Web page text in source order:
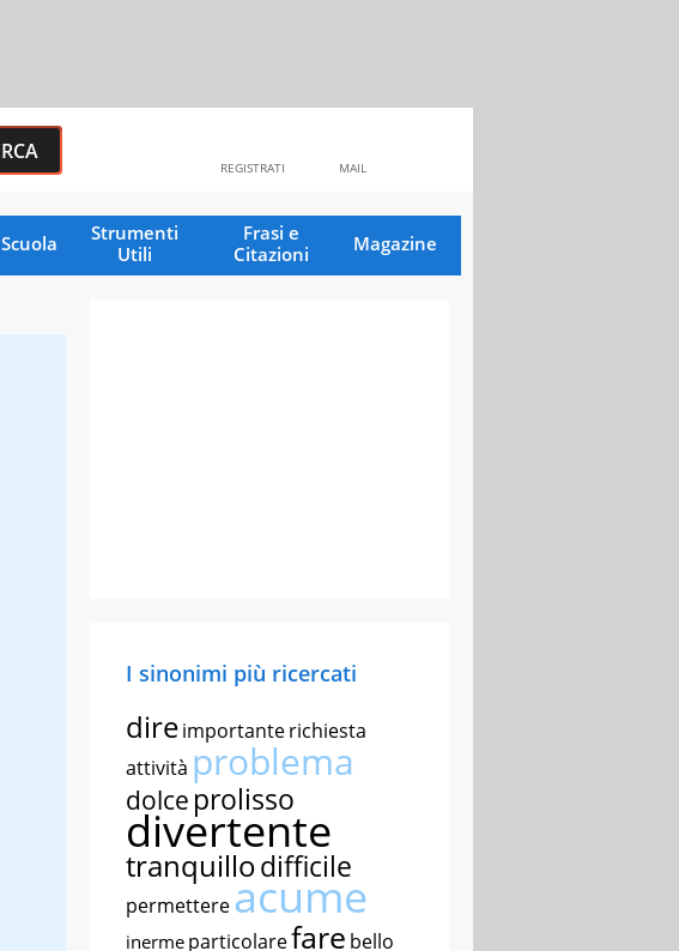
MAIL
REGISTRATI
Scuola
Strumenti
Utili
Frasi e
Citazioni
Magazine
I sinonimi più ricercati
direimportanterichiesta
attività problema
dolce prolisso
divertente
tranquillodifficile
permettereacume
inerme particolarefare bello